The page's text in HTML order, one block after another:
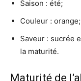
Saison : été;
Couleur : orange;
Saveur : sucrée
la maturité.
Maturité de